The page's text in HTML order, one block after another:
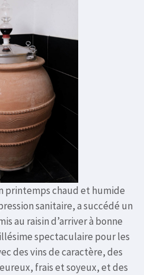
printemps chaud et humide
sanitaire, a succédé un
au raisin d’arriver à bonne
spectaculaire pour les
des vins de caractère, des
frais et soyeux, et des